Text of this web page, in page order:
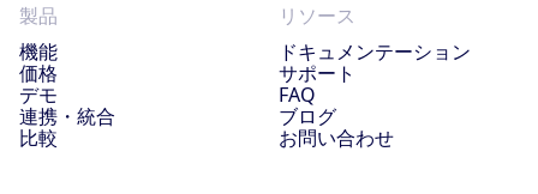
製品
機能
価格
デモ
連携・統合
比較
リソース
ドキュメンテーション
サポート
FAQ
ブログ
お問い合わせ